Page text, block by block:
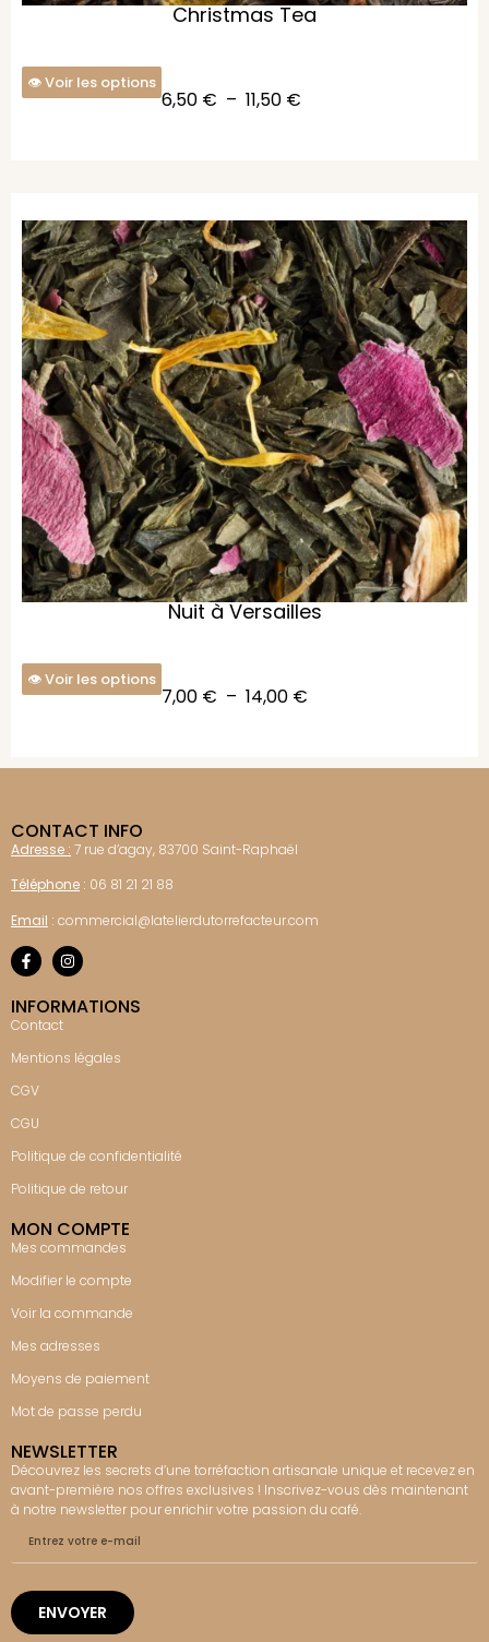
Christmas Tea
Voir les options
6,50 € – 11,50 €
Nuit à Versailles
Voir les options
7,00 € – 14,00 €
CONTACT INFO
Adresse : 7 rue d’agay, 83700 Saint-Raphaël
Téléphone : 06 81 21 21 88
Email : commercial@latelierdutorrefacteur.com
INFORMATIONS
Contact
Mentions légales
CGV
CGU
Politique de confidentialité
Politique de retour
MON COMPTE
Mes commandes
Modifier le compte
Voir la commande
Mes adresses
Moyens de paiement
Mot de passe perdu
NEWSLETTER
Découvrez les secrets d’une torréfaction artisanale unique et recevez en
avant-première nos offres exclusives ! Inscrivez-vous dès maintenant
à notre newsletter pour enrichir votre passion du café.
ENVOYER